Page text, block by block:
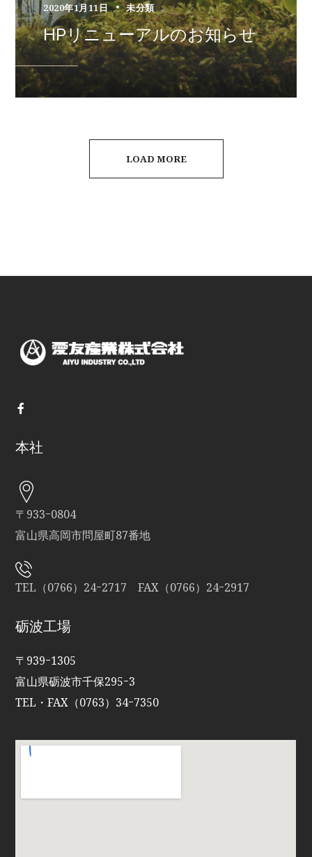
2020年1月11日 未分類
HPリニューアルのお知らせ
LOAD MORE
本社
〒933ｰ0804
富山県高岡市問屋町87番地
TEL（0766）24ｰ2717 FAX（0766）24ｰ2917
砺波工場
〒939ｰ1305
富山県砺波市千保295ｰ3
TEL・FAX（0763）34ｰ7350